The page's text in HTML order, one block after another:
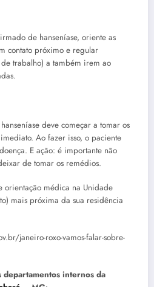
de hanseníase, oriente as
contato próximo e regular
trabalho) a também irem ao
deve começar a tomar os
Ao fazer isso, o paciente
E ação: é importante não
de tomar os remédios.
orientação médica na Unidade
mais próxima da sua residência
janeiro-roxo-vamos-falar-sobre-
internos da